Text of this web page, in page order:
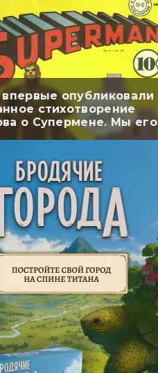
впервые опубликовали
стихотворение
о Супермене. Мы его